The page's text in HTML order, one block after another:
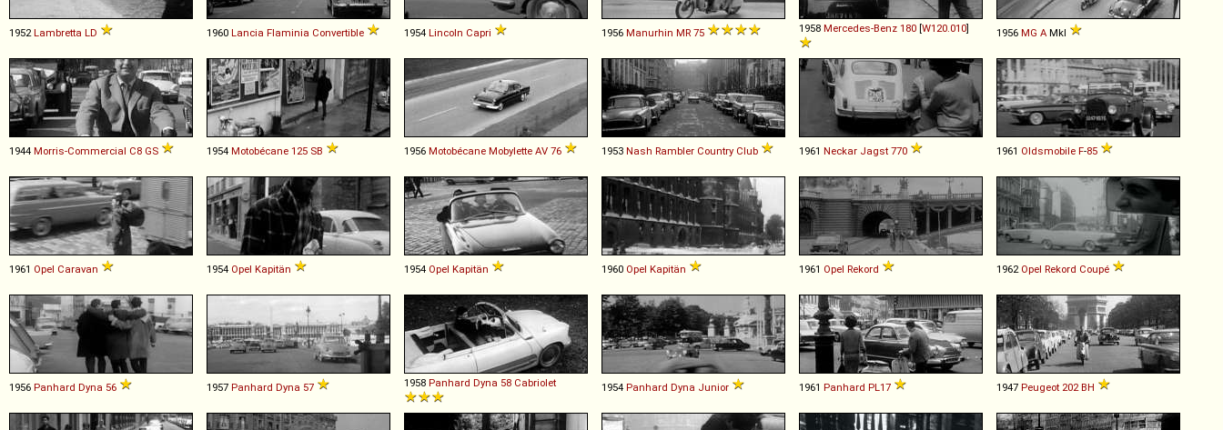
1952 Lambretta LD 1960 Lancia Flaminia Convertible 1954 Lincoln Capri 1956 Manurhin MR 75 1958 Mercedes-Benz 180 [W120.010] 1956 MG A MkI
1944 Morris-Commercial C8 GS 1954 Motobécane 125 SB 1956 Motobécane Mobylette AV 76 1953 Nash Rambler Country Club 1961 Neckar Jagst 770 1961 Oldsmobile F-85
1961 Opel Caravan 1954 Opel Kapitän 1954 Opel Kapitän 1960 Opel Kapitän 1961 Opel Rekord 1962 Opel Rekord Coupé
1956 Panhard Dyna 56 1957 Panhard Dyna 57 1958 Panhard Dyna 58 Cabriolet 1954 Panhard Dyna Junior 1961 Panhard PL17 1947 Peugeot 202 BH